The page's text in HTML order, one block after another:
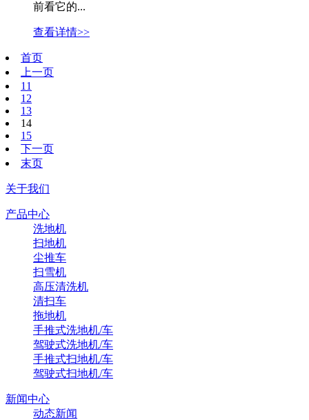
前看它的...
查看详情>>
首页
上一页
11
12
13
14
15
下一页
末页
关于我们
产品中心
洗地机
扫地机
尘推车
扫雪机
高压清洗机
清扫车
拖地机
手推式洗地机/车
驾驶式洗地机/车
手推式扫地机/车
驾驶式扫地机/车
新闻中心
动态新闻